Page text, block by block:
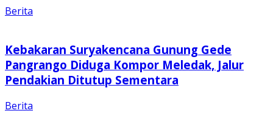
Berita
Kebakaran Suryakencana Gunung Gede
Pangrango Diduga Kompor Meledak, Jalur
Pendakian Ditutup Sementara
Berita